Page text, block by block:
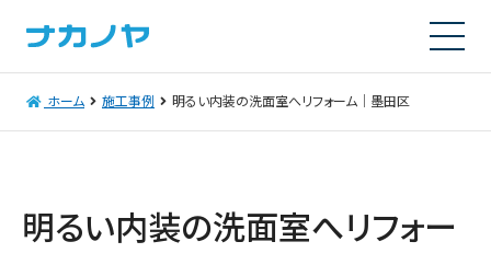
ホーム 施工事例 明るい内装の洗面室へリフォーム│墨田区
明るい内装の洗面室へリフォー